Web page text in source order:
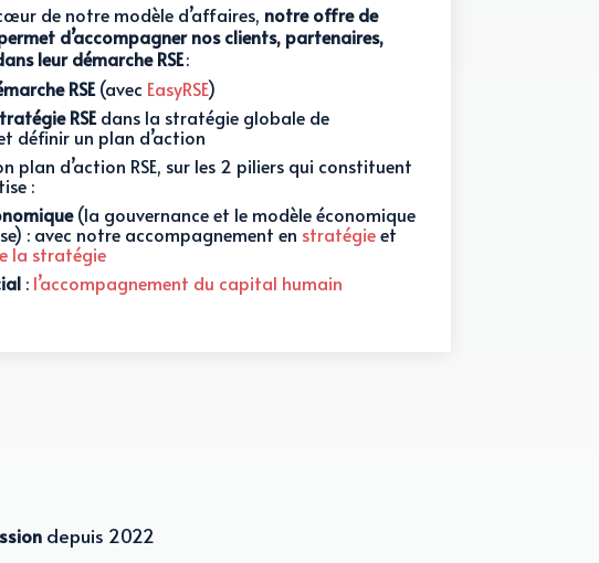
de notre modèle d’affaires, notre offre de
d’accompagner nos clients, partenaires,
leur démarche RSE:
RSE(avec EasyRSE)
RSEdans la stratégie globale de
définir un plan d’action
plan d’action RSE, sur les 2 piliers qui constituent
:
(la gouvernance et le modèle économique
: avec notre accompagnement en stratégieet
la stratégie
: l’accompagnement du capital humain
depuis 2022